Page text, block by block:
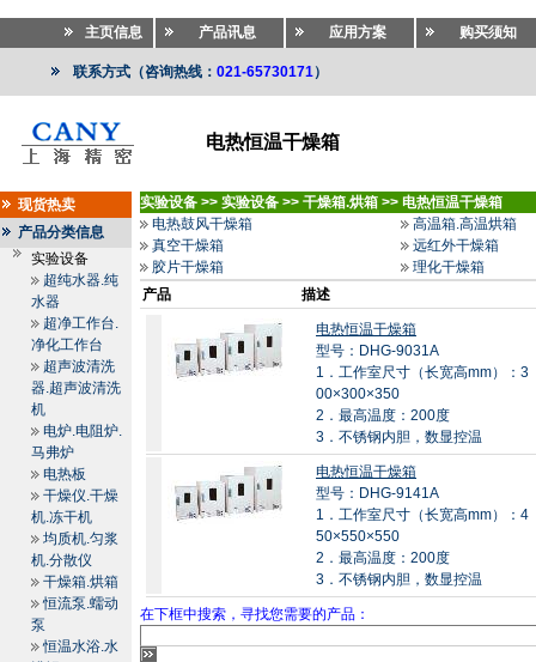
主页信息 产品讯息 应用方案 购买须知
联系方式（咨询热线： 021-65730171）
电热恒温干燥箱
现货热卖
产品分类信息
实验设备
超纯水器.纯
水器
超净工作台.
净化工作台
超声波清洗
器.超声波清洗
机
电炉.电阻炉.
马弗炉
电热板
干燥仪.干燥
机.冻干机
均质机.匀浆
机.分散仪
干燥箱.烘箱
恒流泵.蠕动
泵
恒温水浴.水
实验设备 >> 实验设备 >> 干燥箱.烘箱 >> 电热恒温干燥箱
电热鼓风干燥箱
高温箱.高温烘箱
真空干燥箱
远红外干燥箱
胶片干燥箱
理化干燥箱
产品
描述
电热恒温干燥箱
型号：DHG-9031A
1．工作室尺寸（长宽高mm）：3
00×300×350
2．最高温度：200度
3．不锈钢内胆，数显控温
电热恒温干燥箱
型号：DHG-9141A
1．工作室尺寸（长宽高mm）：4
50×550×550
2．最高温度：200度
3．不锈钢内胆，数显控温
在下框中搜索，寻找您需要的产品：